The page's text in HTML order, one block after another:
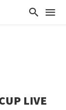
LIVE